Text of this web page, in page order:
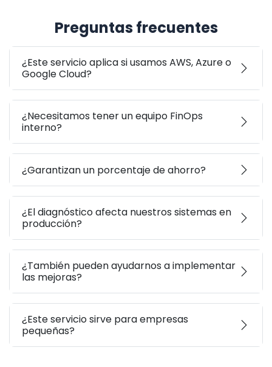
Preguntas frecuentes
¿Este servicio aplica si usamos AWS, Azure o
Google Cloud?
¿Necesitamos tener un equipo FinOps
interno?
¿Garantizan un porcentaje de ahorro?
¿El diagnóstico afecta nuestros sistemas en
producción?
¿También pueden ayudarnos a implementar
las mejoras?
¿Este servicio sirve para empresas
pequeñas?